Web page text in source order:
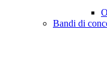
Bandi di